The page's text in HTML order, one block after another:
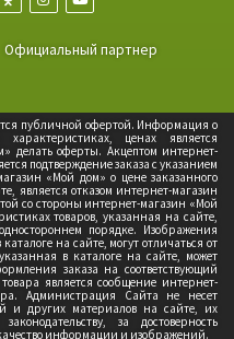
Официальный партнер
публичной офертой. Информация о
ценах является
делать оферты. Акцептом интернет-
подтверждение заказа с указанием
«Мой дом» о цене заказанного
является отказом интернет-магазин
со стороны интернет-магазин «Мой
товаров, указанная на сайте,
порядке. Изображения
на сайте, могут отличаться от
в каталоге на сайте, может
заказа на соответствующий
является сообщение интернет-
Администрация Сайта не несет
и других материалов на сайте, их
за достоверность
информации и изображений.